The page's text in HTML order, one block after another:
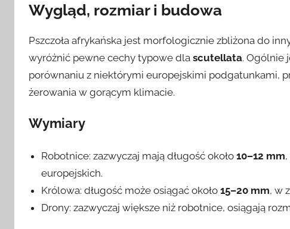
Wygląd, rozmiar i budowa
Pszczoła afrykańska jest morfologicznie zbliżona do
wyróżnić pewne cechy typowe dla scutellata. Ogólnie
porównaniu z niektórymi europejskimi podgatunkami,
żerowania w gorącym klimacie.
Wymiary
Robotnice: zazwyczaj mają długość około10–12 mm
europejskich.
Królowa: długość może osiągać około15–20 mm, w
Drony: zazwyczaj większe niż robotnice, osiągają